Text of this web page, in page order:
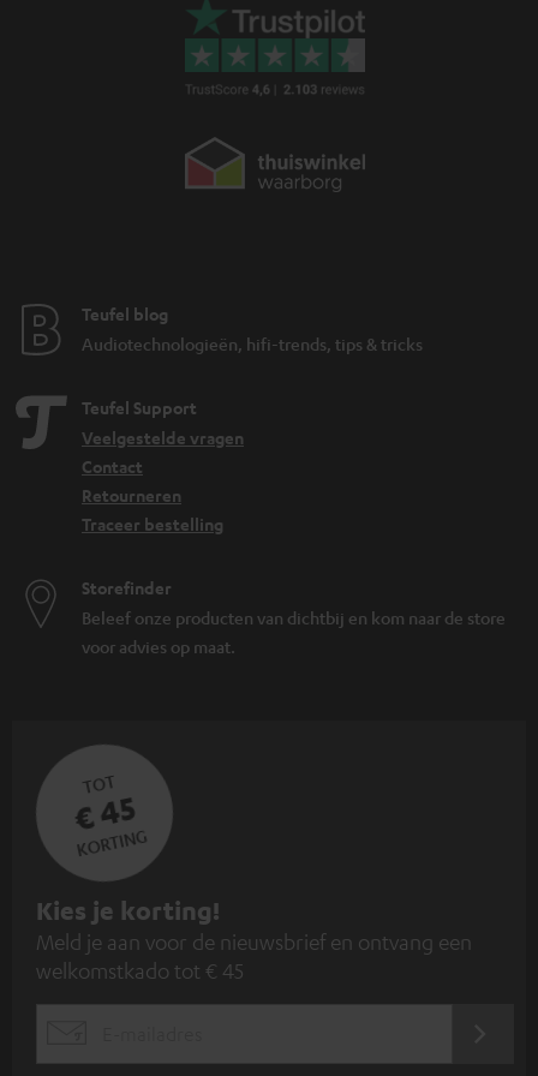
Teufel blog
Audiotechnologieën, hifi-trends, tips & tricks
Teufel Support
Veelgestelde vragen
Contact
Retourneren
Traceer bestelling
Storefinder
Beleef onze producten van dichtbij en kom naar de store
voor advies op maat.
TOT
€ 45
KORTING
A
a
n
Kies je korting!
Meld je aan voor de nieuwsbrief en ontvang een
welkomstkado tot € 45